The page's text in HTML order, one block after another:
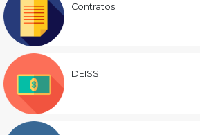
Contratos
DEISS